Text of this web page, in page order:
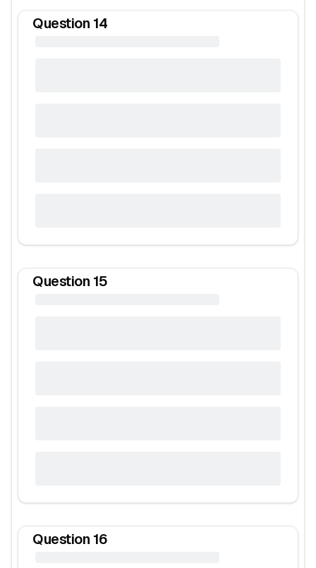
Question 14
Question 15
Question 16